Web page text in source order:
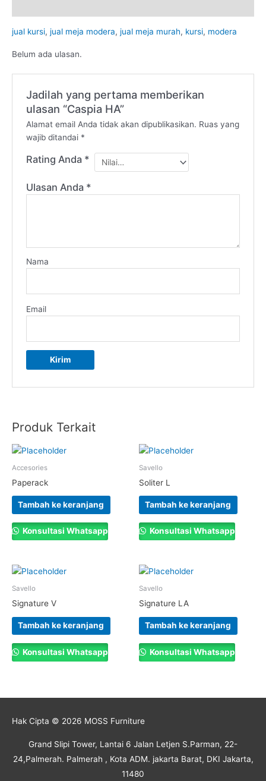
jual kursi, jual meja modera, jual meja murah, kursi, modera
Belum ada ulasan.
Jadilah yang pertama memberikan
ulasan “Caspia HA”
Alamat email Anda tidak akan dipublikasikan. Ruas yang
wajib ditandai *
Rating Anda *
Ulasan Anda *
Nama
Email
Produk Terkait
Accesories
Paperack
Tambah ke keranjang
Konsultasi Whatsapp
Savello
Soliter L
Tambah ke keranjang
Konsultasi Whatsapp
Savello
Signature V
Tambah ke keranjang
Konsultasi Whatsapp
Savello
Signature LA
Tambah ke keranjang
Konsultasi Whatsapp
Hak Cipta © 2026 MOSS Furniture
Grand Slipi Tower, Lantai 6 Jalan Letjen S.Parman, 22-
24,Palmerah. Palmerah , Kota ADM. jakarta Barat, DKI Jakarta,
11480